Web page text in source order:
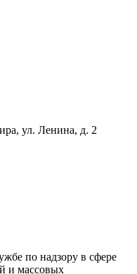
ул. Ленина, д. 2
по надзору в сфере
и массовых